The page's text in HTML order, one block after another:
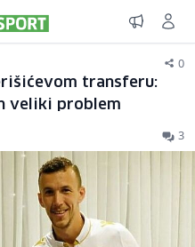
0
transferu:
veliki problem
3